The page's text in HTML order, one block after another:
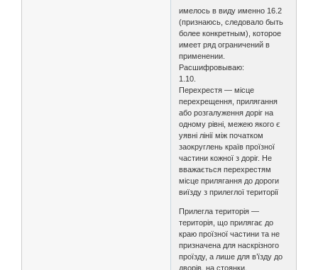
имелось в виду именно 16.2
(признаюсь, следовало быть
более конкретным), которое
имеет ряд ограничений в
применении.
Расшифровываю:
1.10.
Перехрестя — місце
перехрещення, прилягання
або розгалуження доріг на
одному рівні, межею якого є
уявні лінії між початком
заокруглень країв проїзної
частини кожної з доріг. Не
вважається перехрестям
місце прилягання до дороги
виїзду з прилеглої території
Прилегла територія —
територія, що прилягає до
краю проїзної частини та не
призначена для наскрізного
проїзду, а лише для в’їзду до
дворів, на стоянки,